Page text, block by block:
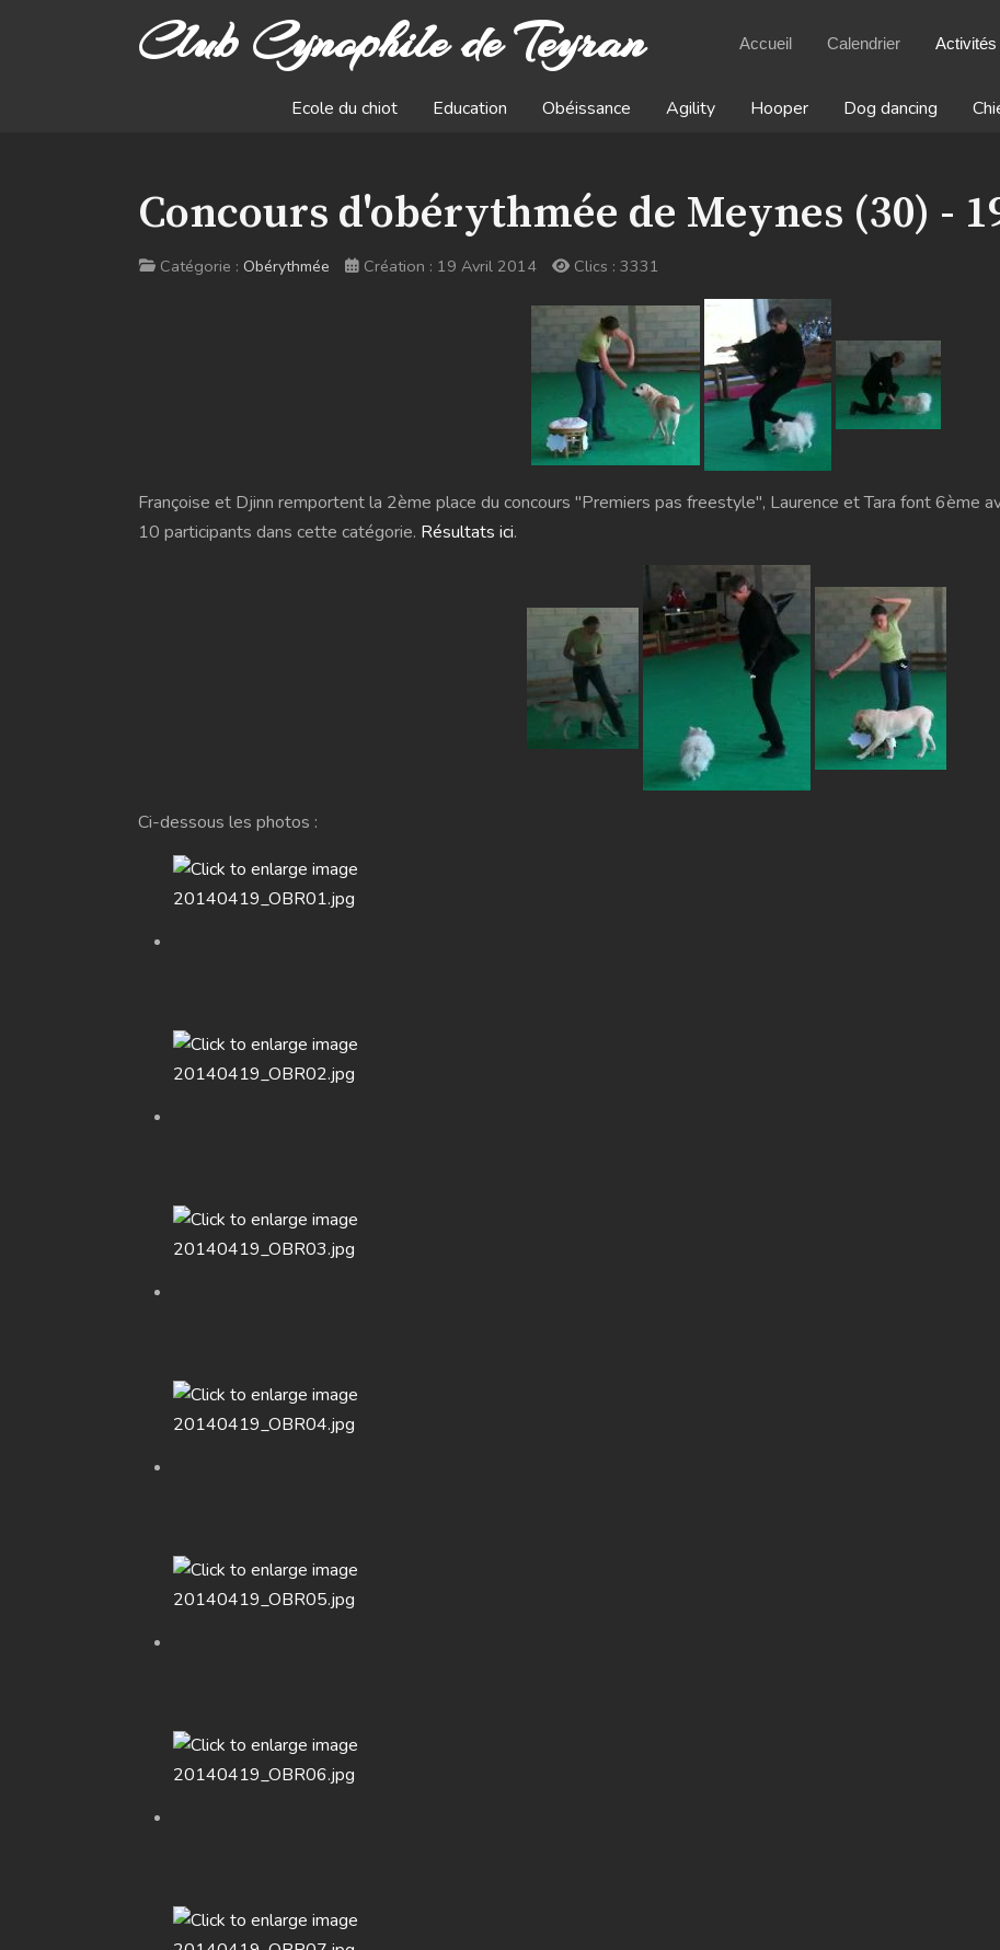
Club Cynophile de Teyran Accueil Calendrier Activités
Ecole du chiot Education Obéissance Agility Hooper Dog dancing
Concours d'obérythmée de Meynes (30) -
Catégorie : Obérythmée Création : 19 Avril 2014 Clics : 3331
Françoise et Djinn remportent la 2ème place du concours "Premiers pas freestyle", Laurence et Tara font 6ème
10 participants dans cette catégorie. Résultats ici.
Ci-dessous les photos :